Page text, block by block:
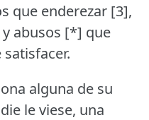
que enderezar [3],
abusos [*] que
alguna de su
le viese, una